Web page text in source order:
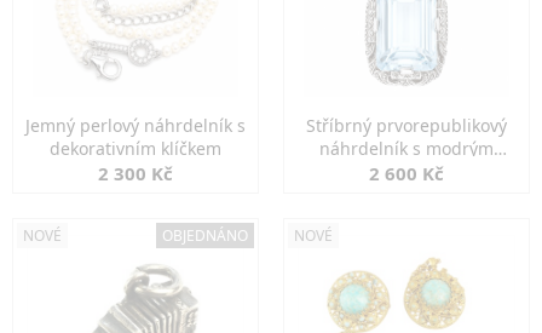
Jemný perlový náhrdelník s
dekorativním klíčkem
2 300 Kč
Stříbrný prvorepublikový
náhrdelník s modrým
spinelem
2 600 Kč
NOVÉ OBJEDNÁNO NOVÉ